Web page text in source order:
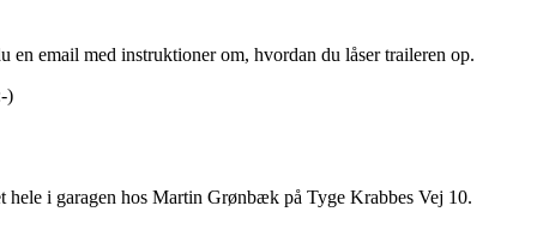
en email med instruktioner om, hvordan du låser traileren op.
)
i garagen hos Martin Grønbæk på Tyge Krabbes Vej 10.